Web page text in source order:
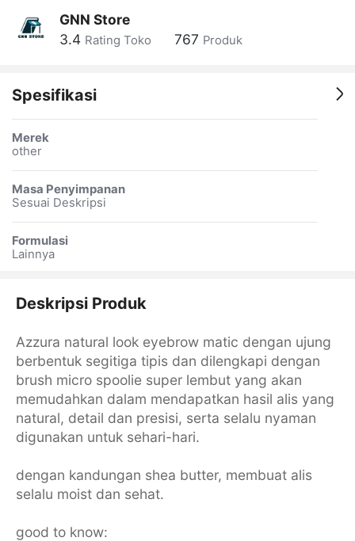
GNN Store
3.4 Rating Toko 767 Produk
Spesifikasi
Merek
other
Masa Penyimpanan
Sesuai Deskripsi
Formulasi
Lainnya
Deskripsi Produk
Azzura natural look eyebrow matic dengan ujung
berbentuk segitiga tipis dan dilengkapi dengan
brush micro spoolie super lembut yang akan
memudahkan dalam mendapatkan hasil alis yang
natural, detail dan presisi, serta selalu nyaman
digunakan untuk sehari-hari.
dengan kandungan shea butter, membuat alis
selalu moist dan sehat.
good to know: